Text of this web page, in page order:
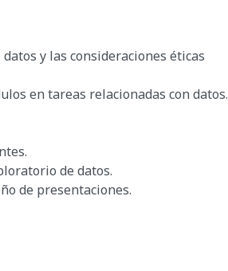
y las consideraciones éticas
en tareas relacionadas con datos.
de datos.
de presentaciones.